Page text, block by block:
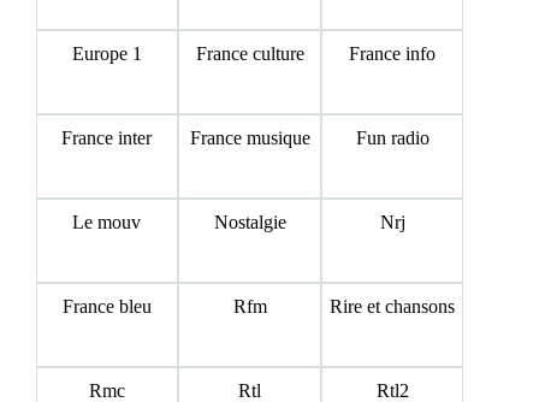
Europe 1 France culture France info
France inter France musique Fun radio
Le mouv Nostalgie Nrj
France bleu Rfm Rire et chansons
Rmc Rtl Rtl2